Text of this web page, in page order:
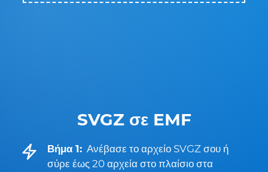
SVGZ σε EMF
Βήμα 1: Ανέβασε το αρχείο SVGZ σου ή
σύρε έως 20 αρχεία στο πλαίσιο στα